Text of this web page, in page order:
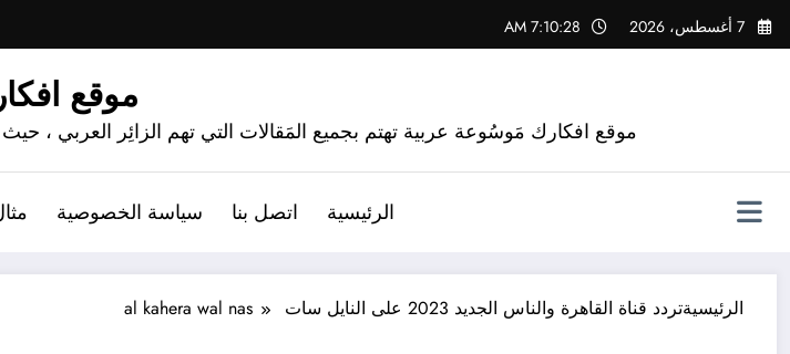
التجاوز
إلى
7 أغسطس، 2026 7:10:29 AM
موقع
موقع افكارك مَوسُوعة عربية تهتم بجميع المَقالات التي تهم الزائِر العربي ،
الرئيسية اتصل بنا سياسة الخصوصية
الرئيسيةتردد قناة القاهرة والناس الجديد 2023 على النايل سات al kahera wal nas